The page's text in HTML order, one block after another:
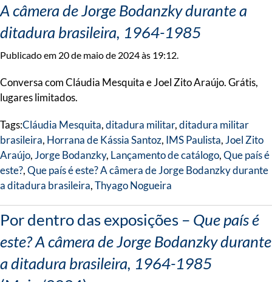
A câmera de Jorge Bodanzky durante a
ditadura brasileira, 1964-1985
Publicado em 20 de maio de 2024 às 19:12.
Conversa com Cláudia Mesquita e Joel Zito Araújo. Grátis,
lugares limitados.
Tags:Cláudia Mesquita,ditadura militar,ditadura militar
brasileira, Horrana de Kássia Santoz, IMS Paulista, Joel Zito
Araújo, Jorge Bodanzky, Lançamento de catálogo,Que país é
este?,Que país é este? A câmera de Jorge Bodanzky durante
a ditadura brasileira,Thyago Nogueira
Por dentro das exposições – Que país é
este? A câmera de Jorge Bodanzky durante
a ditadura brasileira, 1964-1985